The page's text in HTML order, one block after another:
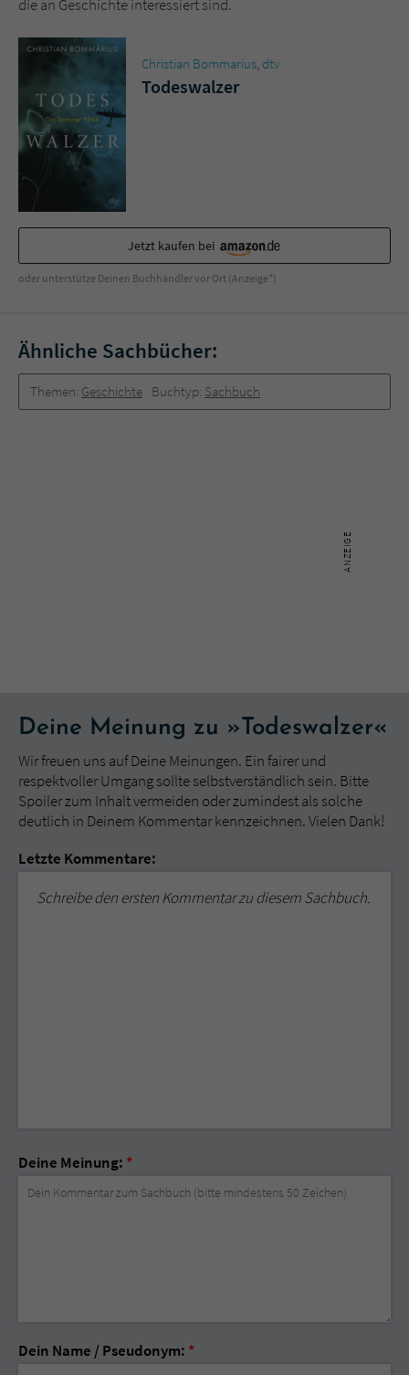
die an Geschichte interessiert sind.
Christian Bommarius, dtv
Todeswalzer
Jetzt kaufen bei
oder unterstütze Deinen Buchhändler vor Ort (Anzeige*)
Ähnliche Sachbücher:
Themen: Geschichte Buchtyp: Sachbuch
Deine Meinung zu »Todeswalzer«
Wir freuen uns auf Deine Meinungen. Ein fairer und
respektvoller Umgang sollte selbstverständlich sein. Bitte
Spoiler zum Inhalt vermeiden oder zumindest als solche
deutlich in Deinem Kommentar kennzeichnen. Vielen Dank!
Letzte Kommentare:
Schreibe den ersten Kommentar zu diesem Sachbuch.
Deine Meinung: *
Dein Name / Pseudonym: *